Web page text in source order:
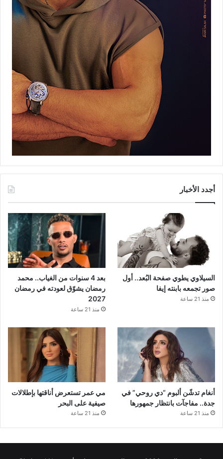
أجدد الأخبار
السيلاوي يطوي صفحة البُعد.. أول
صور تجمعه بابنته إيفا
منذ 21 ساعة
بعد 4 سنوات من الغياب.. محمد
رمضان يشوّق لعودته في رمضان
2027
منذ 21 ساعة
أنغام تدشّن ألبوم “دي روحي” في
جدة.. مفاجآت بانتظار جمهورها
منذ 21 ساعة
مي عمر تستعرض أناقتها بإطلالات
صيفية على البحر
منذ 21 ساعة